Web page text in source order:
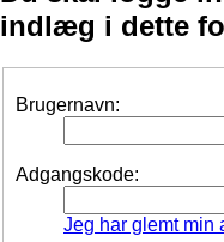
indlæg i dette
Brugernavn:
Adgangskode:
Jeg har glemt min